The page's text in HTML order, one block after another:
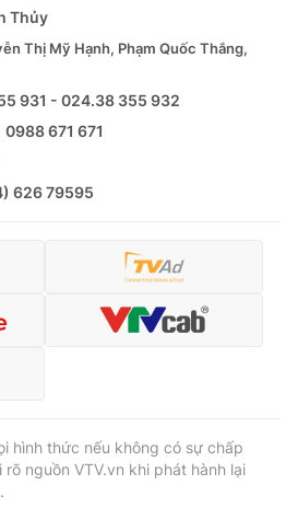
Thủy
Thị Mỹ Hạnh, Phạm Quốc Thắng,
931 - 024.38 355 932
0988 671 671
626 79595
hình thức nếu không có sự chấp
nguồn VTV.vn khi phát hành lại